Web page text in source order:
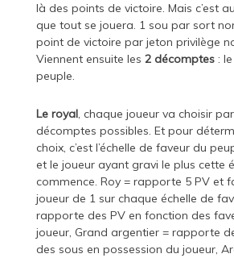
là des points de victoire. Mais c’est
que tout se jouera. 1 sou par sort
point de victoire par jeton privilège
Viennent ensuite les 2 décomptes: le
peuple.
Le royal, chaque joueur va choisir
décomptes possibles. Et pour
choix, c’est l’échelle de faveur du
et le joueur ayant gravi le plus cette
commence. Roy = rapporte 5 PV et
joueur de 1 sur chaque échelle de
rapporte des PV en fonction des
joueur, Grand argentier = rapporte
des sous en possession du joueur,